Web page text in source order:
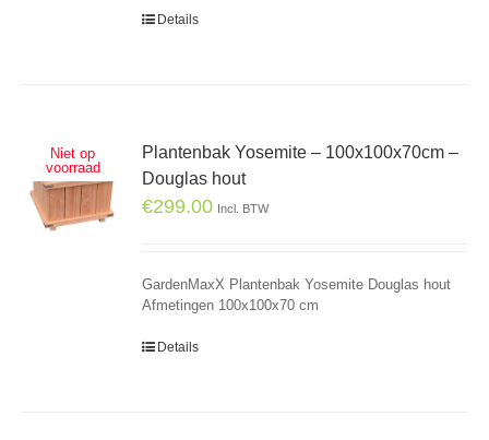
Details
Niet op
voorraad
Plantenbak Yosemite – 100x100x70cm –
Douglas hout
€299.00 Incl. BTW
GardenMaxX Plantenbak Yosemite Douglas hout
Afmetingen 100x100x70 cm
Details